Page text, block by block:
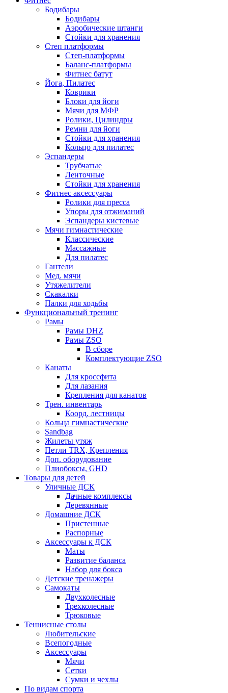
Бодибары
Бодибары
Аэробические штанги
Стойки для хранения
Степ платформы
Степ-платформы
Баланс-платформы
Фитнес батут
Йога, Пилатес
Коврики
Блоки для йоги
Мячи для МФР
Ролики, Цилиндры
Ремни для йоги
Стойки для хранения
Кольцо для пилатес
Эспандеры
Трубчатые
Ленточные
Стойки для хранения
Фитнес аксессуары
Ролики для пресса
Упоры для отжиманий
Эспандеры кистевые
Мячи гимнастические
Классические
Массажные
Для пилатес
Гантели
Мед. мячи
Утяжелители
Скакалки
Палки для ходьбы
Функциональный тренинг
Рамы
Рамы DHZ
Рамы ZSO
В сборе
Комплектующие ZSO
Канаты
Для кроссфита
Для лазания
Крепления для канатов
Трен. инвентарь
Коорд. лестницы
Кольца гимнастические
Sandbag
Жилеты утяж
Петли TRX, Крепления
Доп. оборудование
Плиобоксы, GHD
Товары для детей
Уличные ДСК
Дачные комплексы
Деревянные
Домашние ДСК
Пристенные
Распорные
Аксесcуары к ДСК
Маты
Развитие баланса
Набор для бокса
Детские тренажеры
Самокаты
Двухколесные
Трехколесные
Трюковые
Теннисные столы
Любительские
Всепогодные
Аксессуары
Мячи
Сетки
Сумки и чехлы
По видам спорта